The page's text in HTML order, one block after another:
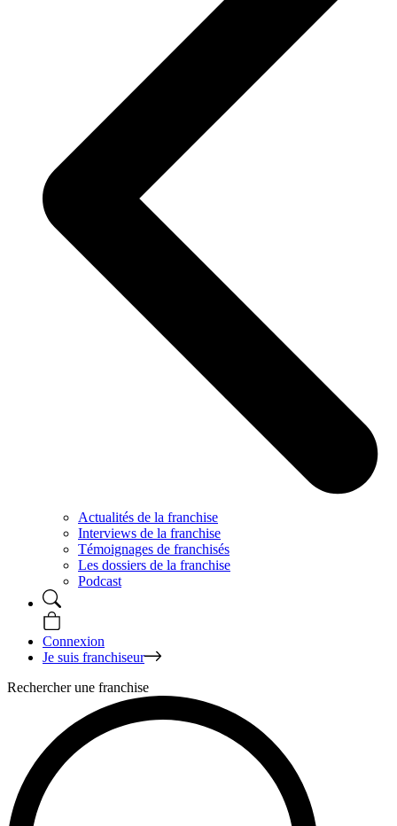
Actualités de la franchise
Interviews de la franchise
Témoignages de franchisés
Les dossiers de la franchise
Podcast
Connexion
Je suis franchiseur
Rechercher une franchise